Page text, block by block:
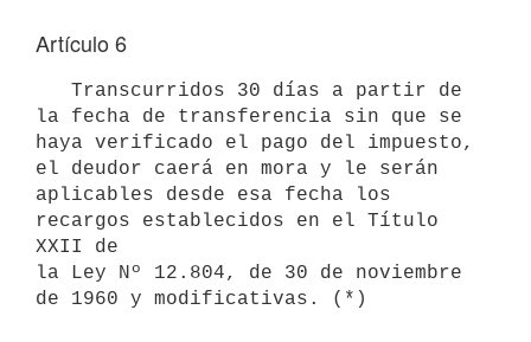
Artículo 6
la fecha de transferencia sin que se
haya verificado el pago del impuesto,
el deudor caerá en mora y le serán
aplicables desde esa fecha los
recargos establecidos en el Título
XXII de
la Ley Nº 12.804, de 30 de noviembre
de 1960 y modificativas. (*)